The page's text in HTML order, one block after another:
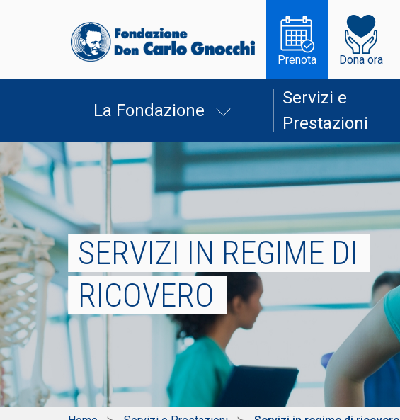
Prenota Dona ora
La Fondazione
Servizi e
Prestazioni
SERVIZI IN REGIME DI
RICOVERO